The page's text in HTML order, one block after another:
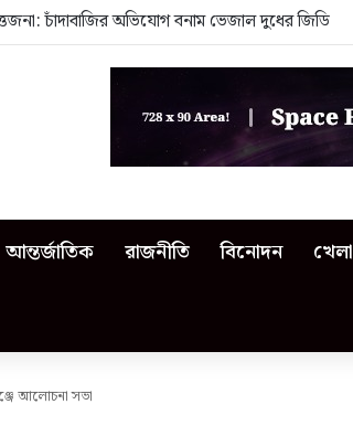
চাঁদাবাজির অভিযোগ বনাম ভেজাল দুধের জিডি
আন্তর্জাতিক রাজনীতি বিনোদন খেলা
আলোচনা সভা